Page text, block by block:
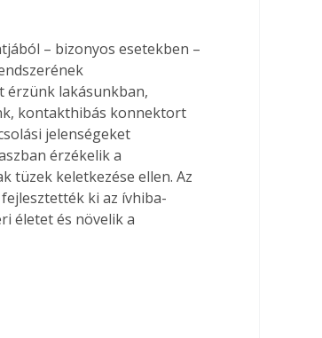
– bizonyos esetekben –
érzünk lakásunkban,
kontakthibás konnektort
jelenségeket
érzékelik a
tüzek keletkezése ellen. Az
ki az ívhiba-
életet és növelik a